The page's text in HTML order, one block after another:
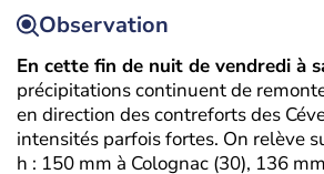
Observation
En cette fin de nuit de vendredi à
précipitations continuent de
en direction des contreforts des
intensités parfois fortes. On relève
h : 150 mm à Colognac (30), 136